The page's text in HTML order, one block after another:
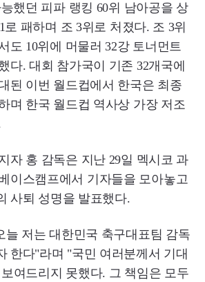
했던 피파 랭킹 60위 남아공을 상
로 패하며 조 3위로 처졌다. 조 3위
도 10위에 머물러 32강 토너먼트
다. 대회 참가국이 기존 32개국에
된 이번 월드컵에서 한국은 최종
며 한국 월드컵 역사상 가장 저조
자 홍 감독은 지난 29일 멕시코 과
이스캠프에서 기자들을 모아놓고
사퇴 성명을 발표했다.
늘 저는 대한민국 축구대표팀 감독
한다"라며 "국민 여러분께서 기대
여드리지 못했다. 그 책임은 모두